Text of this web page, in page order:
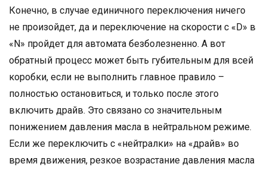
Конечно, в случае единичного переключения ничего
не произойдет, да и переключение на скорости с «D» в
«N» пройдет для автомата безболезненно. А вот
обратный процесс может быть губительным для всей
коробки, если не выполнить главное правило –
полностью остановиться, и только после этого
включить драйв. Это связано со значительным
понижением давления масла в нейтральном режиме.
Если же переключить с «нейтралки» на «драйв» во
время движения, резкое возрастание давления масла